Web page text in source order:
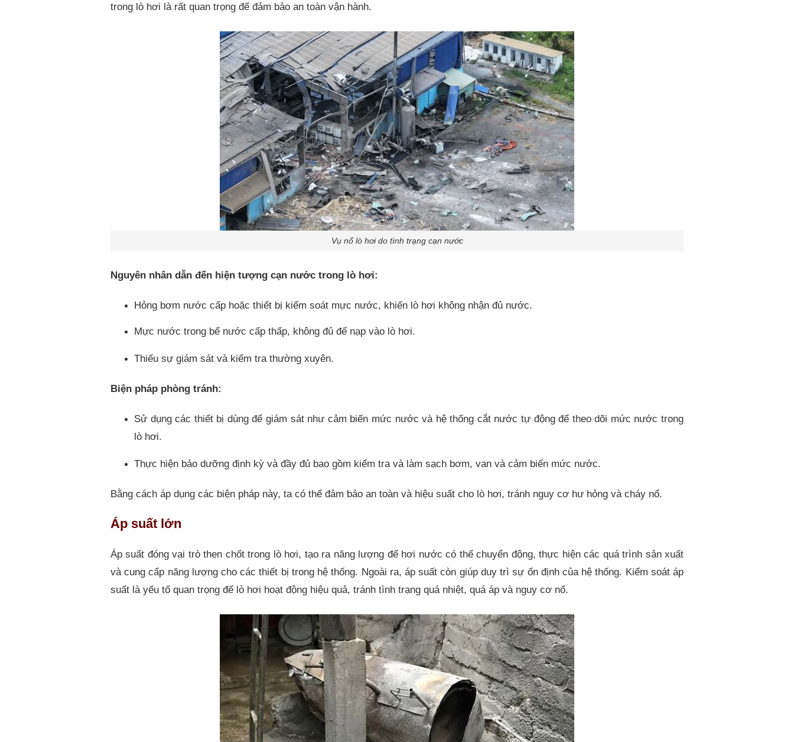
trong lò hơi là rất quan trọng để đảm bảo an toàn vận hành.
Vụ nổ lò hơi do tình trạng cạn nước
Nguyên nhân dẫn đến hiện tượng cạn nước trong lò hơi:
Hỏng bơm nước cấp hoặc thiết bị kiểm soát mực nước, khiến lò hơi không nhận đủ nước.
Mực nước trong bể nước cấp thấp, không đủ để nạp vào lò hơi.
Thiếu sự giám sát và kiểm tra thường xuyên.
Biện pháp phòng tránh:
Sử dụng các thiết bị dùng để giám sát như cảm biến mức nước và hệ thống cắt nước tự động để theo dõi mức nước trong
lò hơi.
Thực hiện bảo dưỡng định kỳ và đầy đủ bao gồm kiểm tra và làm sạch bơm, van và cảm biến mức nước.
Bằng cách áp dụng các biện pháp này, ta có thể đảm bảo an toàn và hiệu suất cho lò hơi, tránh nguy cơ hư hỏng và cháy nổ.
Áp suất lớn
Áp suất đóng vai trò then chốt trong lò hơi, tạo ra năng lượng để hơi nước có thể chuyển động, thực hiện các quá trình sản xuất
và cung cấp năng lượng cho các thiết bị trong hệ thống. Ngoài ra, áp suất còn giúp duy trì sự ổn định của hệ thống. Kiểm soát áp
suất là yếu tố quan trọng để lò hơi hoạt động hiệu quả, tránh tình trạng quá nhiệt, quá áp và nguy cơ nổ.